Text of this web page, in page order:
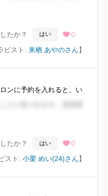
うわけではありません
が、現代的な可愛らしい
たか？ はい  0
ピスト: 来栖 あやのさん】
ンに予約を入れると、い
の良いインテリアの部屋
では多少印象が異なりま
たか？ はい  0
スト: 小栗 めい(24)さん】